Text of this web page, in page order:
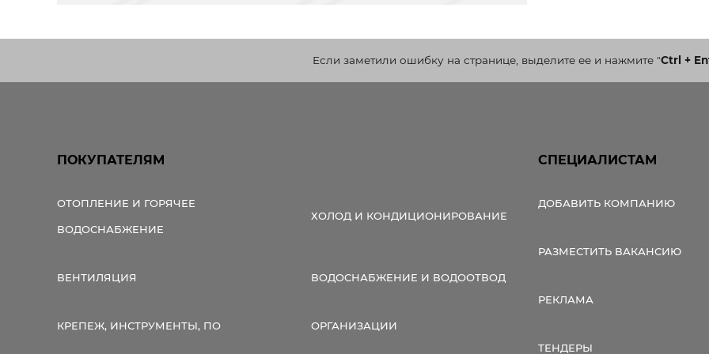
Если заметили ошибку на странице, выделите ее и нажмите"Ctrl +
ПОКУПАТЕЛЯМ
ОТОПЛЕНИЕ И ГОРЯЧЕЕ
ВОДОСНАБЖЕНИЕ
ХОЛОД И КОНДИЦИОНИРОВАНИЕ
ВЕНТИЛЯЦИЯ ВОДОСНАБЖЕНИЕ И ВОДООТВОД
КРЕПЕЖ, ИНСТРУМЕНТЫ, ПО ОРГАНИЗАЦИИ
СПЕЦИАЛИСТАМ
ДОБАВИТЬ КОМПАНИЮ
РАЗМЕСТИТЬ ВАКАНСИЮ
РЕКЛАМА
ТЕНДЕРЫ